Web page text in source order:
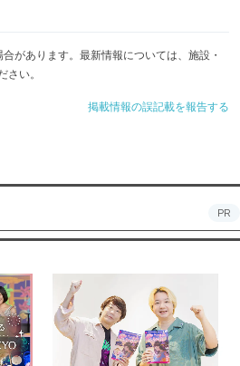
があります。最新情報については、施設・
い。
掲載情報の誤記載を報告する
PR